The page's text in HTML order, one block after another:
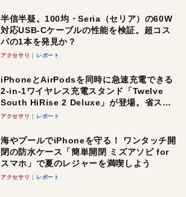
半信半疑。100均・Seria（セリア）の60W
対応USB-Cケーブルの性能を検証。超コス
パの1本を発見か？
アクセサリ レポート
iPhoneとAirPodsを同時に急速充電できる
2-in-1ワイヤレス充電スタンド「Twelve
South HiRise 2 Deluxe」が登場。省スペ
ースでおしゃれに充電したい人にオスス
アクセサリ レポート
海やプールでiPhoneを守る！ ワンタッチ開
閉の防水ケース「簡単開閉 ミズアソビ for
スマホ」で夏のレジャーを満喫しよう
アクセサリ レポート